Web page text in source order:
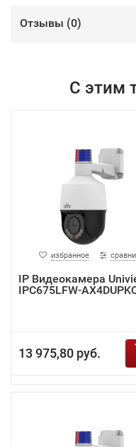
Отзывы (0)
С этим
избранное
IP Видеокамера
IPC675LFW-
13 975,80 руб.